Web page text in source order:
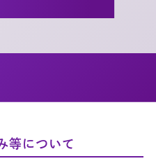
等について